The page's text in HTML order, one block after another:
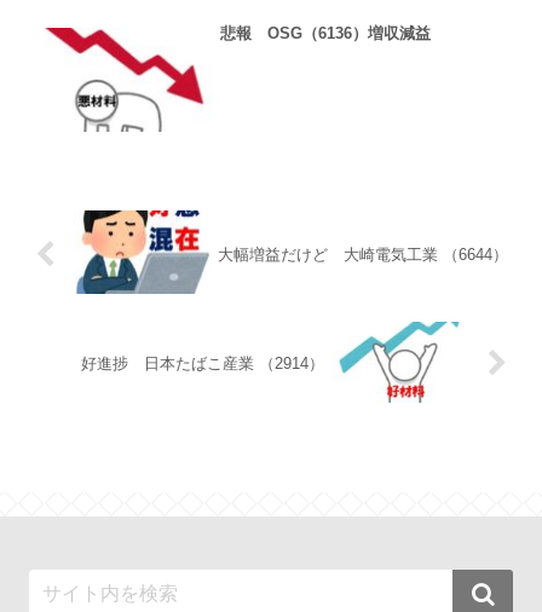
悲報 OSG（6136）増収減益
大幅増益だけど 大崎電気工業 （6644）
好進捗 日本たばこ産業 （2914）